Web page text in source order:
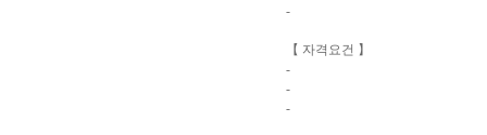
-
【 자격요건 】
-
-
-